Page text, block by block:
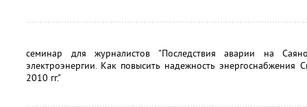
семинар для журналистов "Последствия аварии на
электроэнергии. Как повысить надежность
2010 гг."